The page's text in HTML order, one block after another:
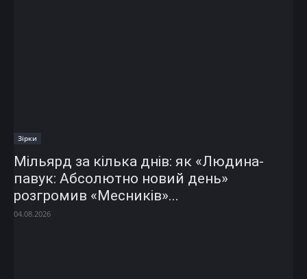
Зірки
Мільярд за кілька днів: як «Людина-
павук: Абсолютно новий день»
розгромив «Месників»...
04.08.2026